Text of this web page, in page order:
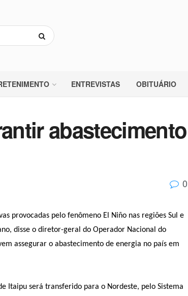
ENTREVISTAS OBITUÁRIO
abastecimento
0
provocadas pelo fenômeno El Niño nas regiões Sul e
disse o diretor-geral do Operador Nacional do
assegurar o abastecimento de energia no país em
Itaipu será transferido para o Nordeste, pelo Sistema